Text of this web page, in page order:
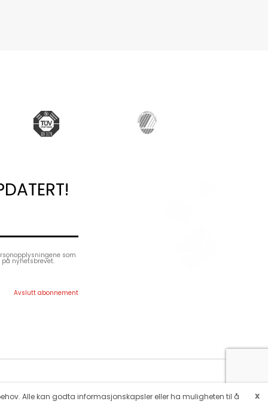
som
nyhetsbrevet.
Nettstedsoversikt Lars Laj over hele verden x
Alle kan godta informasjonskapsler eller ha muligheten til å